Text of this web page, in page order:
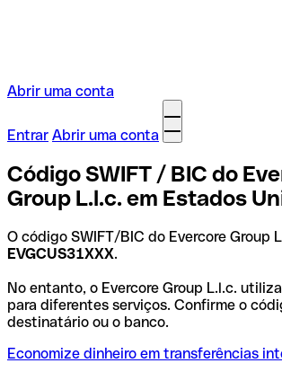
Abrir uma conta
Entrar Abrir uma conta
Código SWIFT / BIC do
Group L.l.c. em Estados
O código SWIFT/BIC do Evercore Group
EVGCUS31XXX.
No entanto, o Evercore Group L.l.c.
para diferentes serviços. Confirme o
destinatário ou o banco.
Economize dinheiro em transferências